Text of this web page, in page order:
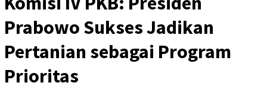
Prabowo Sukses Jadikan
Pertanian sebagai Program
Prioritas